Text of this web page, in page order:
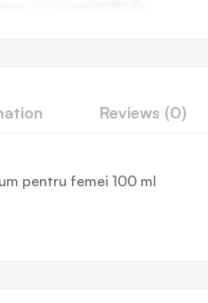
Reviews (0)
pentru femei 100 ml